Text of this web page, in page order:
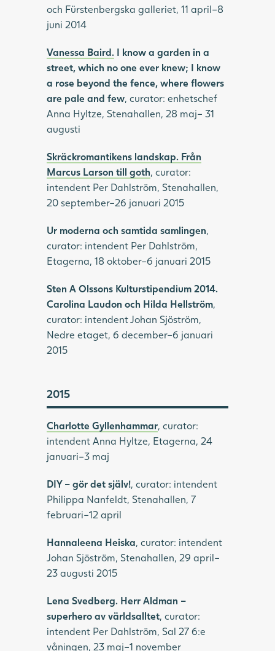
och Fürstenbergska galleriet, 11 april–8
juni 2014
Vanessa Baird. I know a garden in a
street, which no one ever knew; I know
a rose beyond the fence, where flowers
are pale and few, curator: enhetschef
Anna Hyltze, Stenahallen, 28 maj– 31
augusti
Skräckromantikens landskap. Från
Marcus Larson till goth, curator:
intendent Per Dahlström, Stenahallen,
20 september–26 januari 2015
Ur moderna och samtida samlingen,
curator: intendent Per Dahlström,
Etagerna, 18 oktober–6 januari 2015
Sten A Olssons Kulturstipendium 2014.
Carolina Laudon och Hilda Hellström,
curator: intendent Johan Sjöström,
Nedre etaget, 6 december–6 januari
2015
2015
Charlotte Gyllenhammar, curator:
intendent Anna Hyltze, Etagerna, 24
januari–3 maj
DIY – gör det själv!, curator: intendent
Philippa Nanfeldt, Stenahallen, 7
februari–12 april
Hannaleena Heiska, curator: intendent
Johan Sjöström, Stenahallen, 29 april–
23 augusti 2015
Lena Svedberg. Herr Aldman –
superhero av världsalltet, curator:
intendent Per Dahlström, Sal 27 6:e
våningen, 23 maj–1 november